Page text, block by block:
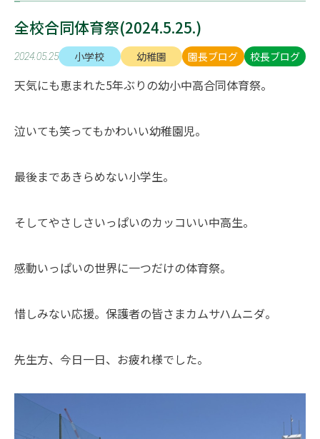
全校合同体育祭(2024.5.25.)
2024.05.25 小学校 幼稚園 園長ブログ 校長ブログ
天気にも恵まれた5年ぶりの幼小中高合同体育祭。
泣いても笑ってもかわいい幼稚園児。
最後まであきらめない小学生。
そしてやさしさいっぱいのカッコいい中高生。
感動いっぱいの世界に一つだけの体育祭。
惜しみない応援。保護者の皆さまカムサハムニダ。
先生方、今日一日、お疲れ様でした。